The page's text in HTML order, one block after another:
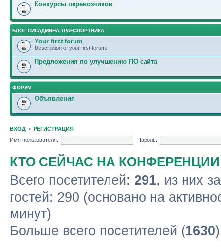
Конкурсы перевозчиков
БЛОГ СИСАДМИНА-ТРАНСПОРТНИКА
Your first forum
Description of your first forum.
Предложения по улучшению ПО сайта
ФОРУМ
Объявления
ВХОД • РЕГИСТРАЦИЯ
Имя пользователя:
Пароль:
КТО СЕЙЧАС НА КОНФЕРЕНЦИИ
Всего посетителей: 291, из них
гостей: 290 (основано на
минут)
Больше всего посетителей (1630